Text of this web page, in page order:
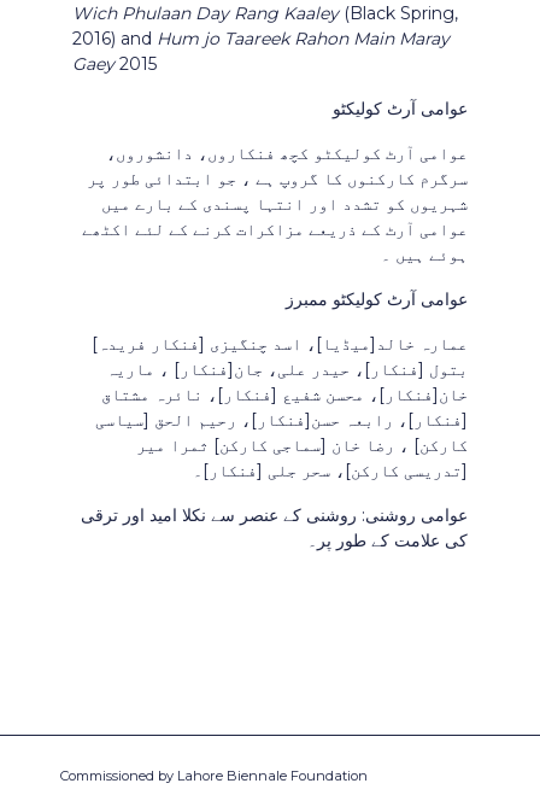
Wich Phulaan Day Rang Kaaley(Black Spring,
2016) and Hum jo Taareek Rahon Main Maray
Gaey2015
عوامی آرٹ کولیکٹو
عوامی آرٹ کولیکٹو کچھ فنکاروں، دانشوروں،
سرگرم کارکنوں کا گروپ ہے ، جو ابتدائی طور پر
شہریوں کو تشدد اور انتہا پسندی کے بارے میں
عوامی آرٹ کے ذریعے مزاکرات کرنے کے لئے اکٹھے
ہوئے ہیں ۔
عوامی آرٹ کولیکٹو ممبرز
[عمارہ خالد[میڈیا]، اسد چنگیزی [فنکار فریدہ
بتول [فنکار]، حیدر علی، جان[فنکار] ، ماریہ
خان[فنکار]، محسن شفیع [فنکار]، نائرہ مشتاق
[فنکار]، رابعہ حسن[فنکار]، رحیم الحق [سیاسی
کارکن] ، رضا خان [سماجی کارکن] ثمرا میر
[تدریسی کارکن]، سحر جلی [فنکار]۔
عوامی روشنی: روشنی کے عنصر سے نکلا امید اور ترقی
کی علامت کے طور پر۔
Commissioned by Lahore Biennale Foundation